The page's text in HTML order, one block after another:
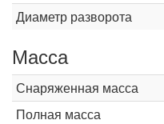
Диаметр разворота
Масса
Снаряженная масса
Полная масса